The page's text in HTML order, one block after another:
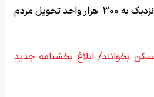
سراسر کشور آغاز شده که نزدیک به 300 هزار واحد تحویل مردم
بخوانند/ ابلاغ بخشنامه جدید